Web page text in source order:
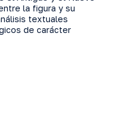
la figura y su
textuales
de carácter